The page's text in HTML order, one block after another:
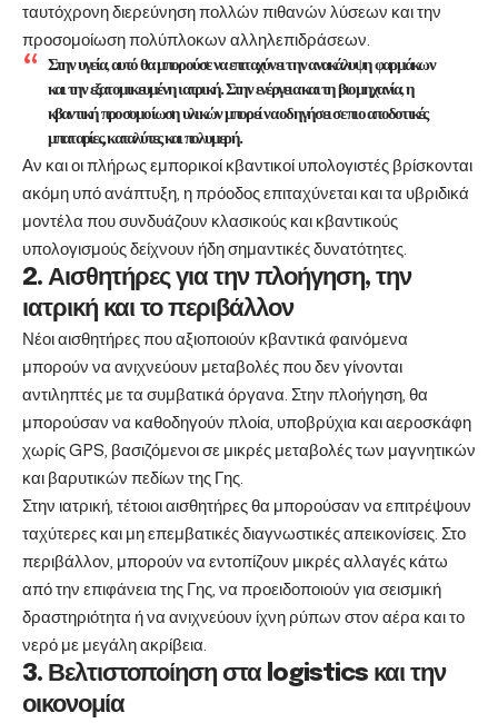
ταυτόχρονη διερεύνηση πολλών πιθανών λύσεων και την
προσομοίωση πολύπλοκων αλληλεπιδράσεων.
Στην υγεία, αυτό θα μπορούσε να επιταχύνει την ανακάλυψη φαρμάκων
και την εξατομικευμένη ιατρική. Στην ενέργεια και τη βιομηχανία, η
κβαντική προσομοίωση υλικών μπορεί να οδηγήσει σε πιο αποδοτικές
μπαταρίες, καταλύτες και πολυμερή.
Αν και οι πλήρως εμπορικοί κβαντικοί υπολογιστές βρίσκονται
ακόμη υπό ανάπτυξη, η πρόοδος επιταχύνεται και τα υβριδικά
μοντέλα που συνδυάζουν κλασικούς και κβαντικούς
υπολογισμούς δείχνουν ήδη σημαντικές δυνατότητες.
2. Αισθητήρες για την πλοήγηση, την
ιατρική και το περιβάλλον
Νέοι αισθητήρες που αξιοποιούν κβαντικά φαινόμενα
μπορούν να ανιχνεύουν μεταβολές που δεν γίνονται
αντιληπτές με τα συμβατικά όργανα. Στην πλοήγηση, θα
μπορούσαν να καθοδηγούν πλοία, υποβρύχια και αεροσκάφη
χωρίς GPS, βασιζόμενοι σε μικρές μεταβολές των μαγνητικών
και βαρυτικών πεδίων της Γης.
Στην ιατρική, τέτοιοι αισθητήρες θα μπορούσαν να επιτρέψουν
ταχύτερες και μη επεμβατικές διαγνωστικές απεικονίσεις. Στο
περιβάλλον, μπορούν να εντοπίζουν μικρές αλλαγές κάτω
από την επιφάνεια της Γης, να προειδοποιούν για σεισμική
δραστηριότητα ή να ανιχνεύουν ίχνη ρύπων στον αέρα και το
νερό με μεγάλη ακρίβεια.
3. Βελτιστοποίηση στα logistics και την
οικονομία